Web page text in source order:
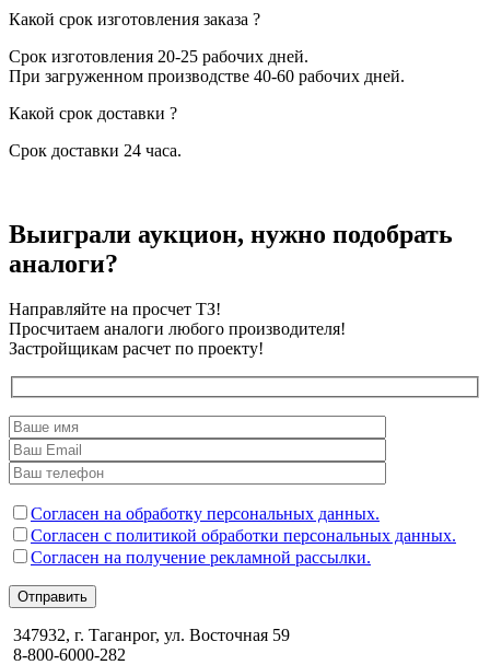
Какой срок изготовления заказа ?
Срок изготовления 20-25 рабочих дней.
При загруженном производстве 40-60 рабочих дней.
Какой срок доставки ?
Срок доставки 24 часа.
Выиграли аукцион, нужно подобрать
аналоги?
Направляйте на просчет ТЗ!
Просчитаем аналоги любого производителя!
Застройщикам расчет по проекту!
Согласен на обработку персональных данных.
Согласен с политикой обработки персональных данных.
Согласен на получение рекламной рассылки.
Отправить
347932, г. Таганрог, ул. Восточная 59
8-800-6000-282